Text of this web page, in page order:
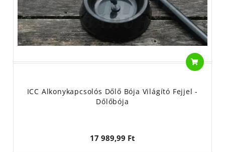
ICC Alkonykapcsolós Dőlő Bója Világító Fejjel -
Dőlőbója
17 989,99 Ft